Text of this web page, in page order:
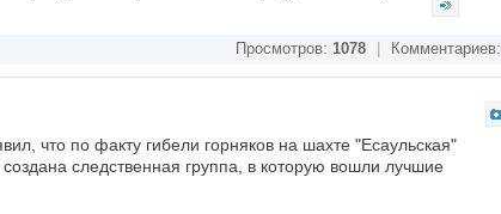
Просмотров: 1078 Комментариев:
что по факту гибели горняков на шахте "Есаульская"
следственная группа, в которую вошли лучшие